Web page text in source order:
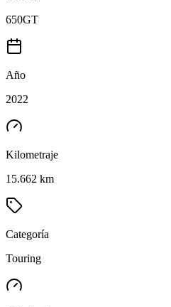
650GT
Año
2022
Kilometraje
15.662 km
Categoría
Touring